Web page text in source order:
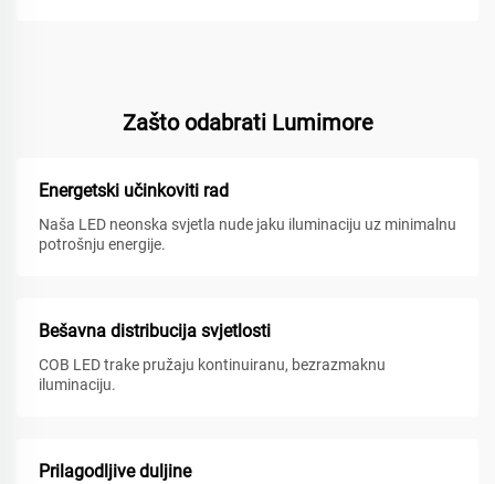
Zašto odabrati Lumimore
Energetski učinkoviti rad
Naša LED neonska svjetla nude jaku iluminaciju uz minimalnu
potrošnju energije.
Bešavna distribucija svjetlosti
COB LED trake pružaju kontinuiranu, bezrazmaknu
iluminaciju.
Prilagodljive duljine